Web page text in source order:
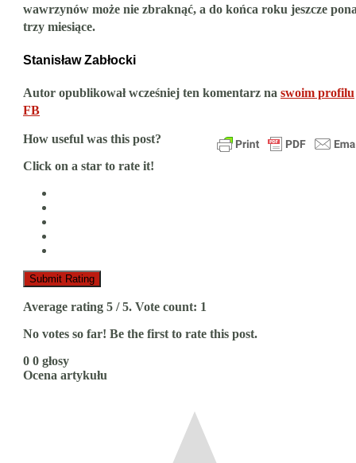
wawrzynów może nie zbraknąć, a do końca roku jeszcze
trzy miesiące.
Stanisław Zabłocki
Autor opublikował wcześniej ten komentarz na swoim profilu
FB
How useful was this post?
Click on a star to rate it!
Submit Rating
Average rating 5 / 5. Vote count: 1
No votes so far! Be the first to rate this post.
0 0 głosy
Ocena artykułu